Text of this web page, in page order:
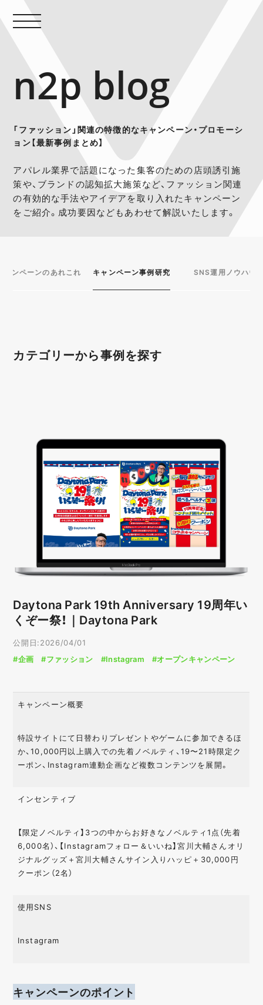
n2p blog
「ファッション」関連の特徴的なキャンペーン・プロモーシ
ョン【最新事例まとめ】
アパレル業界で話題になった集客のための店頭誘引施
策や、ブランドの認知拡大施策など、ファッション関連
の有効的な手法やアイデアを取り入れたキャンペーン
をご紹介。成功要因などもあわせて解説いたします。
ャンペーンのあれこれ キャンペーン事例研究 SNS運用ノウハウ
カテゴリーから事例を探す
Instagram
YouTube
購買促進
認知拡大
データ収集
金融
エンターテイメン
ト
電化製品
ファッション
IT
医療
観光
日用品
メーカー
サービス
型・手法・技術
レシートキャンペー
ン
クローズドキャンペ
ーン
ン
マストバイキャンペ
ーン
はがき
ハッシュタグ
カスタムストーリー
ゲーム
SNSシェア
Daytona Park 19th Anniversary 19周年い
くぞー祭！｜Daytona Park
公開日:2026/04/01
#企画
#ファッション #Instagram #オープンキャンペーン
キャンペーン概要
特設サイトにて日替わりプレゼントやゲームに参加できるほ
か、10,000円以上購入での先着ノベルティ、19〜21時限定ク
ーポン、Instagram連動企画など複数コンテンツを展開。
インセンティブ
【限定ノベルティ】3つの中からお好きなノベルティ1点（先着
6,000名）、【Instagramフォロー＆いいね】宮川大輔さんオリ
ジナルグッズ＋宮川大輔さんサイン入りハッピ＋30,000円
クーポン（2名）
使用SNS
Instagram
キャンペーンのポイント